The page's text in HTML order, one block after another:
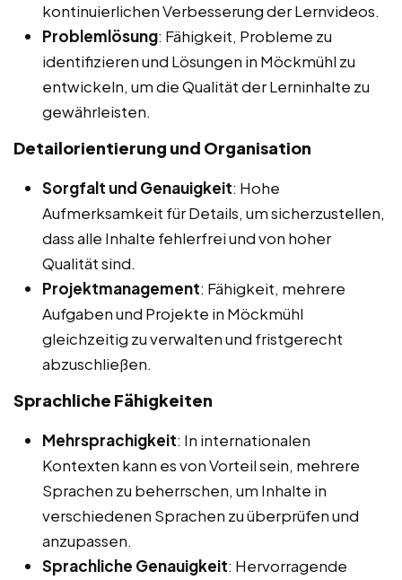
kontinuierlichen Verbesserung der Lernvideos.
Problemlösung: Fähigkeit, Probleme zu
identifizieren und Lösungen in Möckmühl zu
entwickeln, um die Qualität der Lerninhalte zu
gewährleisten.
Detailorientierung und Organisation
Sorgfalt und Genauigkeit: Hohe
Aufmerksamkeit für Details, um sicherzustellen,
dass alle Inhalte fehlerfrei und von hoher
Qualität sind.
Projektmanagement: Fähigkeit, mehrere
Aufgaben und Projekte in Möckmühl
gleichzeitig zu verwalten und fristgerecht
abzuschließen.
Sprachliche Fähigkeiten
Mehrsprachigkeit: In internationalen
Kontexten kann es von Vorteil sein, mehrere
Sprachen zu beherrschen, um Inhalte in
verschiedenen Sprachen zu überprüfen und
anzupassen.
Sprachliche Genauigkeit: Hervorragende